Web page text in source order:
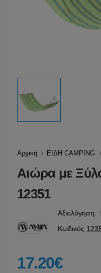
Αρχική ΕΙΔΗ CAMPING
Αιώρα με
12351
Αξιολόγηση:
Κωδικός
17.20€